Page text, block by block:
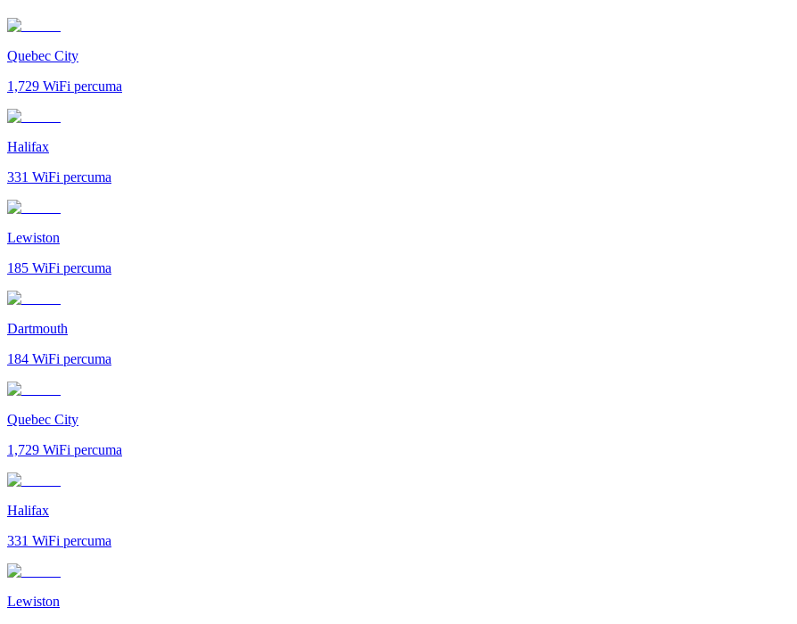
Quebec City
1,729 WiFi percuma
Halifax
331 WiFi percuma
Lewiston
185 WiFi percuma
Dartmouth
184 WiFi percuma
Quebec City
1,729 WiFi percuma
Halifax
331 WiFi percuma
Lewiston